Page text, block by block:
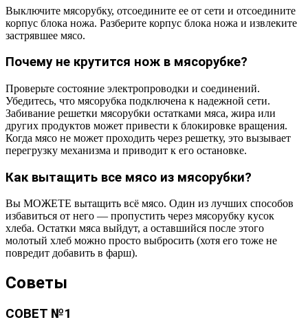
Выключите мясорубку, отсоедините ее от сети и отсоедините
корпус блока ножа. Разберите корпус блока ножа и извлеките
застрявшее мясо.
Почему не крутится нож в мясорубке?
Проверьте состояние электропроводки и соединений.
Убедитесь, что мясорубка подключена к надежной сети.
Забивание решетки мясорубки остатками мяса, жира или
других продуктов может привести к блокировке вращения.
Когда мясо не может проходить через решетку, это вызывает
перегрузку механизма и приводит к его остановке.
Как вытащить все мясо из мясорубки?
Вы МОЖЕТЕ вытащить всё мясо. Один из лучших способов
избавиться от него — пропустить через мясорубку кусок
хлеба. Остатки мяса выйдут, а оставшийся после этого
молотый хлеб можно просто выбросить (хотя его тоже не
повредит добавить в фарш).
Советы
СОВЕТ №1